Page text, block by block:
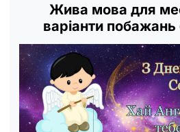
Жива мова для
варіанти побажань